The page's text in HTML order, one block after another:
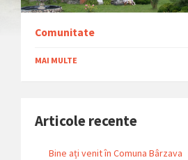
Comunitate
MAI MULTE
Articole recente
Bine ați venit în Comuna Bârzava